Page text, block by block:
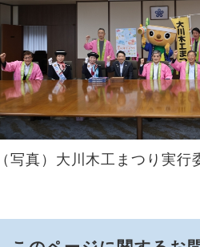
（写真）大川木工まつり実